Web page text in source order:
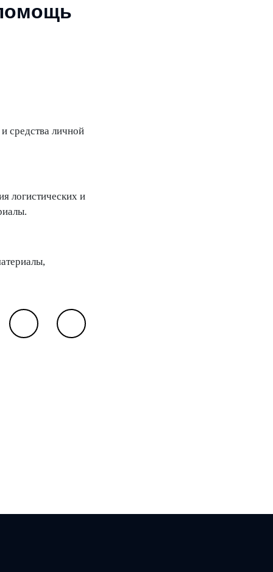
средства личной
логистических и